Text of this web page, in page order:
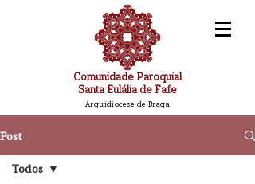
Comunidade Paroquial
Santa Eulália de Fafe
Arquidiocese de Braga
Post
Todos